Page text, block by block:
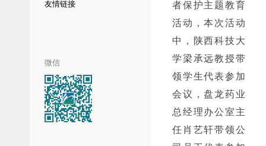
友情链接
微信
者保护主题教育
活动，本次活动
中，陕西科技大
学梁承远教授带
领学生代表参加
会议，盘龙药业
总经理办公室主
任肖艺轩带领公